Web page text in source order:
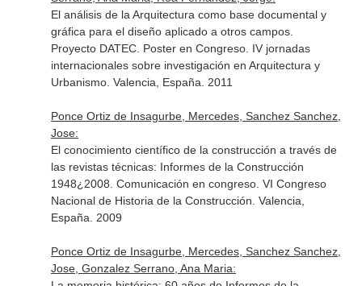
El análisis de la Arquitectura como base documental y
gráfica para el diseño aplicado a otros campos.
Proyecto DATEC. Poster en Congreso. IV jornadas
internacionales sobre investigación en Arquitectura y
Urbanismo. Valencia, España. 2011
Ponce Ortiz de Insagurbe, Mercedes, Sanchez Sanchez,
Jose:
El conocimiento científico de la construcción a través de
las revistas técnicas: Informes de la Construcción
1948¿2008. Comunicación en congreso. VI Congreso
Nacional de Historia de la Construcción. Valencia,
España. 2009
Ponce Ortiz de Insagurbe, Mercedes, Sanchez Sanchez,
Jose, Gonzalez Serrano, Ana Maria: